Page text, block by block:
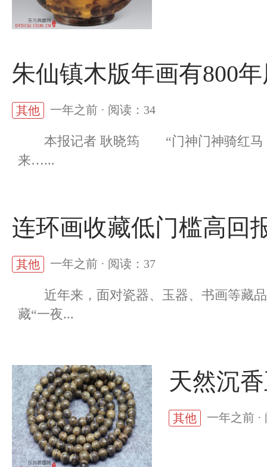
朱仙镇木版年画有800
其他 一年之前 · 阅读：34
本报记者 耿晓筠 “门神门神骑红马，
来…...
连环画收藏低门槛高回
其他 一年之前 · 阅读：37
近年来，面对瓷器、玉器、书画等藏品
藏“一夜...
天然沉
其他 一年之前 ·